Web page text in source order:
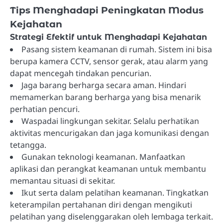
Tips Menghadapi Peningkatan Modus
Kejahatan
Strategi Efektif untuk Menghadapi Kejahatan
Pasang sistem keamanan di rumah. Sistem ini bisa
berupa kamera CCTV, sensor gerak, atau alarm yang
dapat mencegah tindakan pencurian.
Jaga barang berharga secara aman. Hindari
memamerkan barang berharga yang bisa menarik
perhatian pencuri.
Waspadai lingkungan sekitar. Selalu perhatikan
aktivitas mencurigakan dan jaga komunikasi dengan
tetangga.
Gunakan teknologi keamanan. Manfaatkan
aplikasi dan perangkat keamanan untuk membantu
memantau situasi di sekitar.
Ikut serta dalam pelatihan keamanan. Tingkatkan
keterampilan pertahanan diri dengan mengikuti
pelatihan yang diselenggarakan oleh lembaga terkait.